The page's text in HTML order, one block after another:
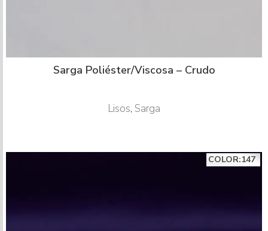
Sarga Poliéster/Viscosa – Crudo
Lisos, Sarga
COLOR:147